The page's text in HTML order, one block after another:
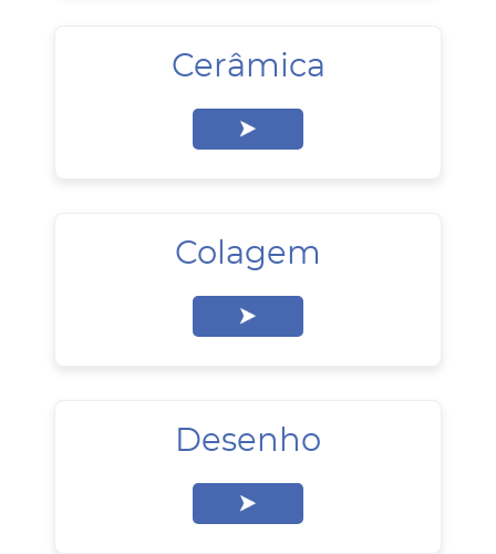
Cerâmica
Colagem
Desenho